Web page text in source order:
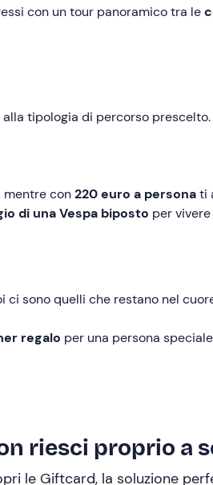
con un tour panoramico tra le
tipologia di percorso prescelto.
mentre con220 euro a personati
di una Vespa biposto per
ci sono quelli che restano nel
regalo per una persona
riesci proprio a
le Giftcard, la soluzione